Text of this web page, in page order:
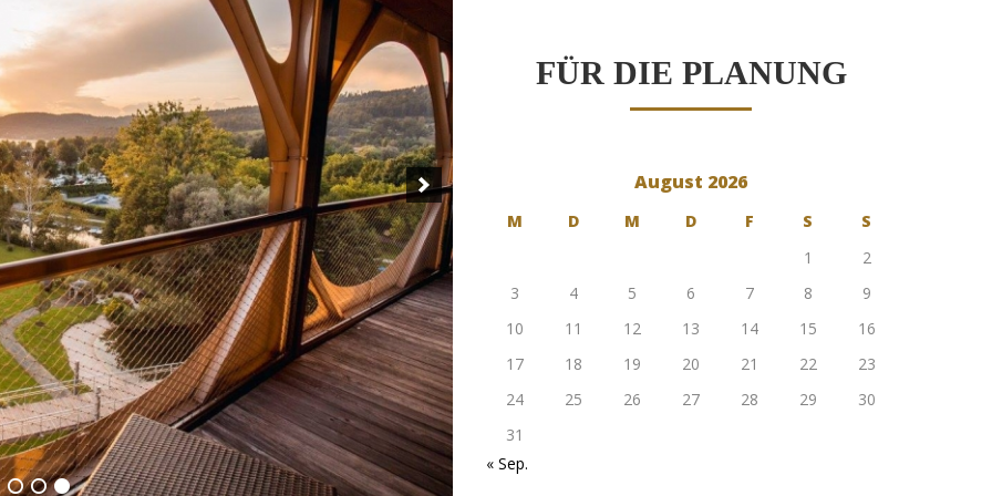
Hotel
FÜR DIE PLANUNG
August 2026
M D M D F S
S
1
2
3
4 5 6 7 8
9
10
11 12 13 14 15
16
17
18 19 20 21 22
23
24
25 26 27 28 29
30
31
« Sep.